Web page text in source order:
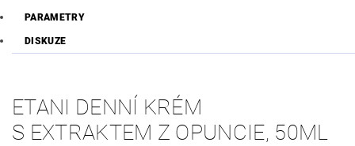
PARAMETRY
DISKUZE
ETANI DENNÍ KRÉM
S EXTRAKTEM Z OPUNCIE, 50ML